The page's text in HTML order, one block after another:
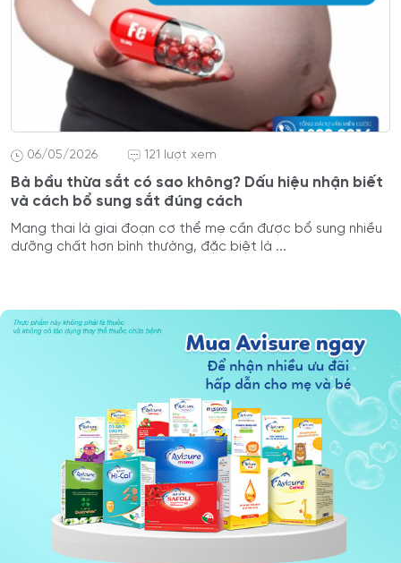
06/05/2026 121 lượt xem
Bà bầu thừa sắt có sao không? Dấu hiệu nhận biết
và cách bổ sung sắt đúng cách
Mang thai là giai đoạn cơ thể mẹ cần được bổ sung nhiều
dưỡng chất hơn bình thường, đặc biệt là ...